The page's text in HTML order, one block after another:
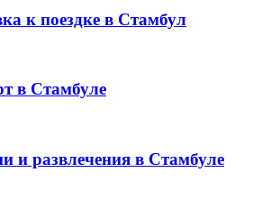
к поездке в Стамбул
в Стамбуле
и развлечения в Стамбуле